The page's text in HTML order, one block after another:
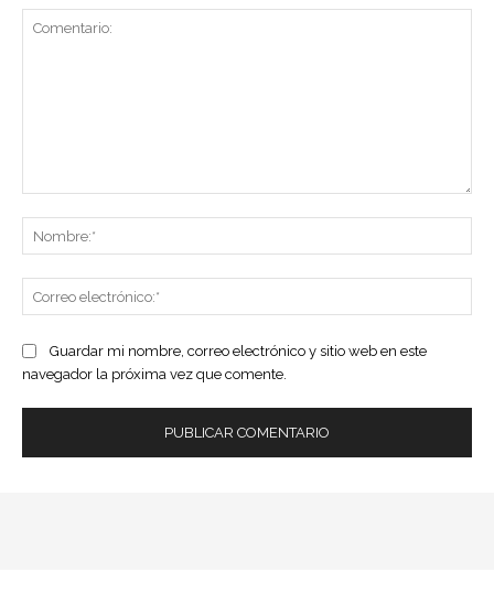
Guardar mi nombre, correo electrónico y sitio web en este
navegador la próxima vez que comente.